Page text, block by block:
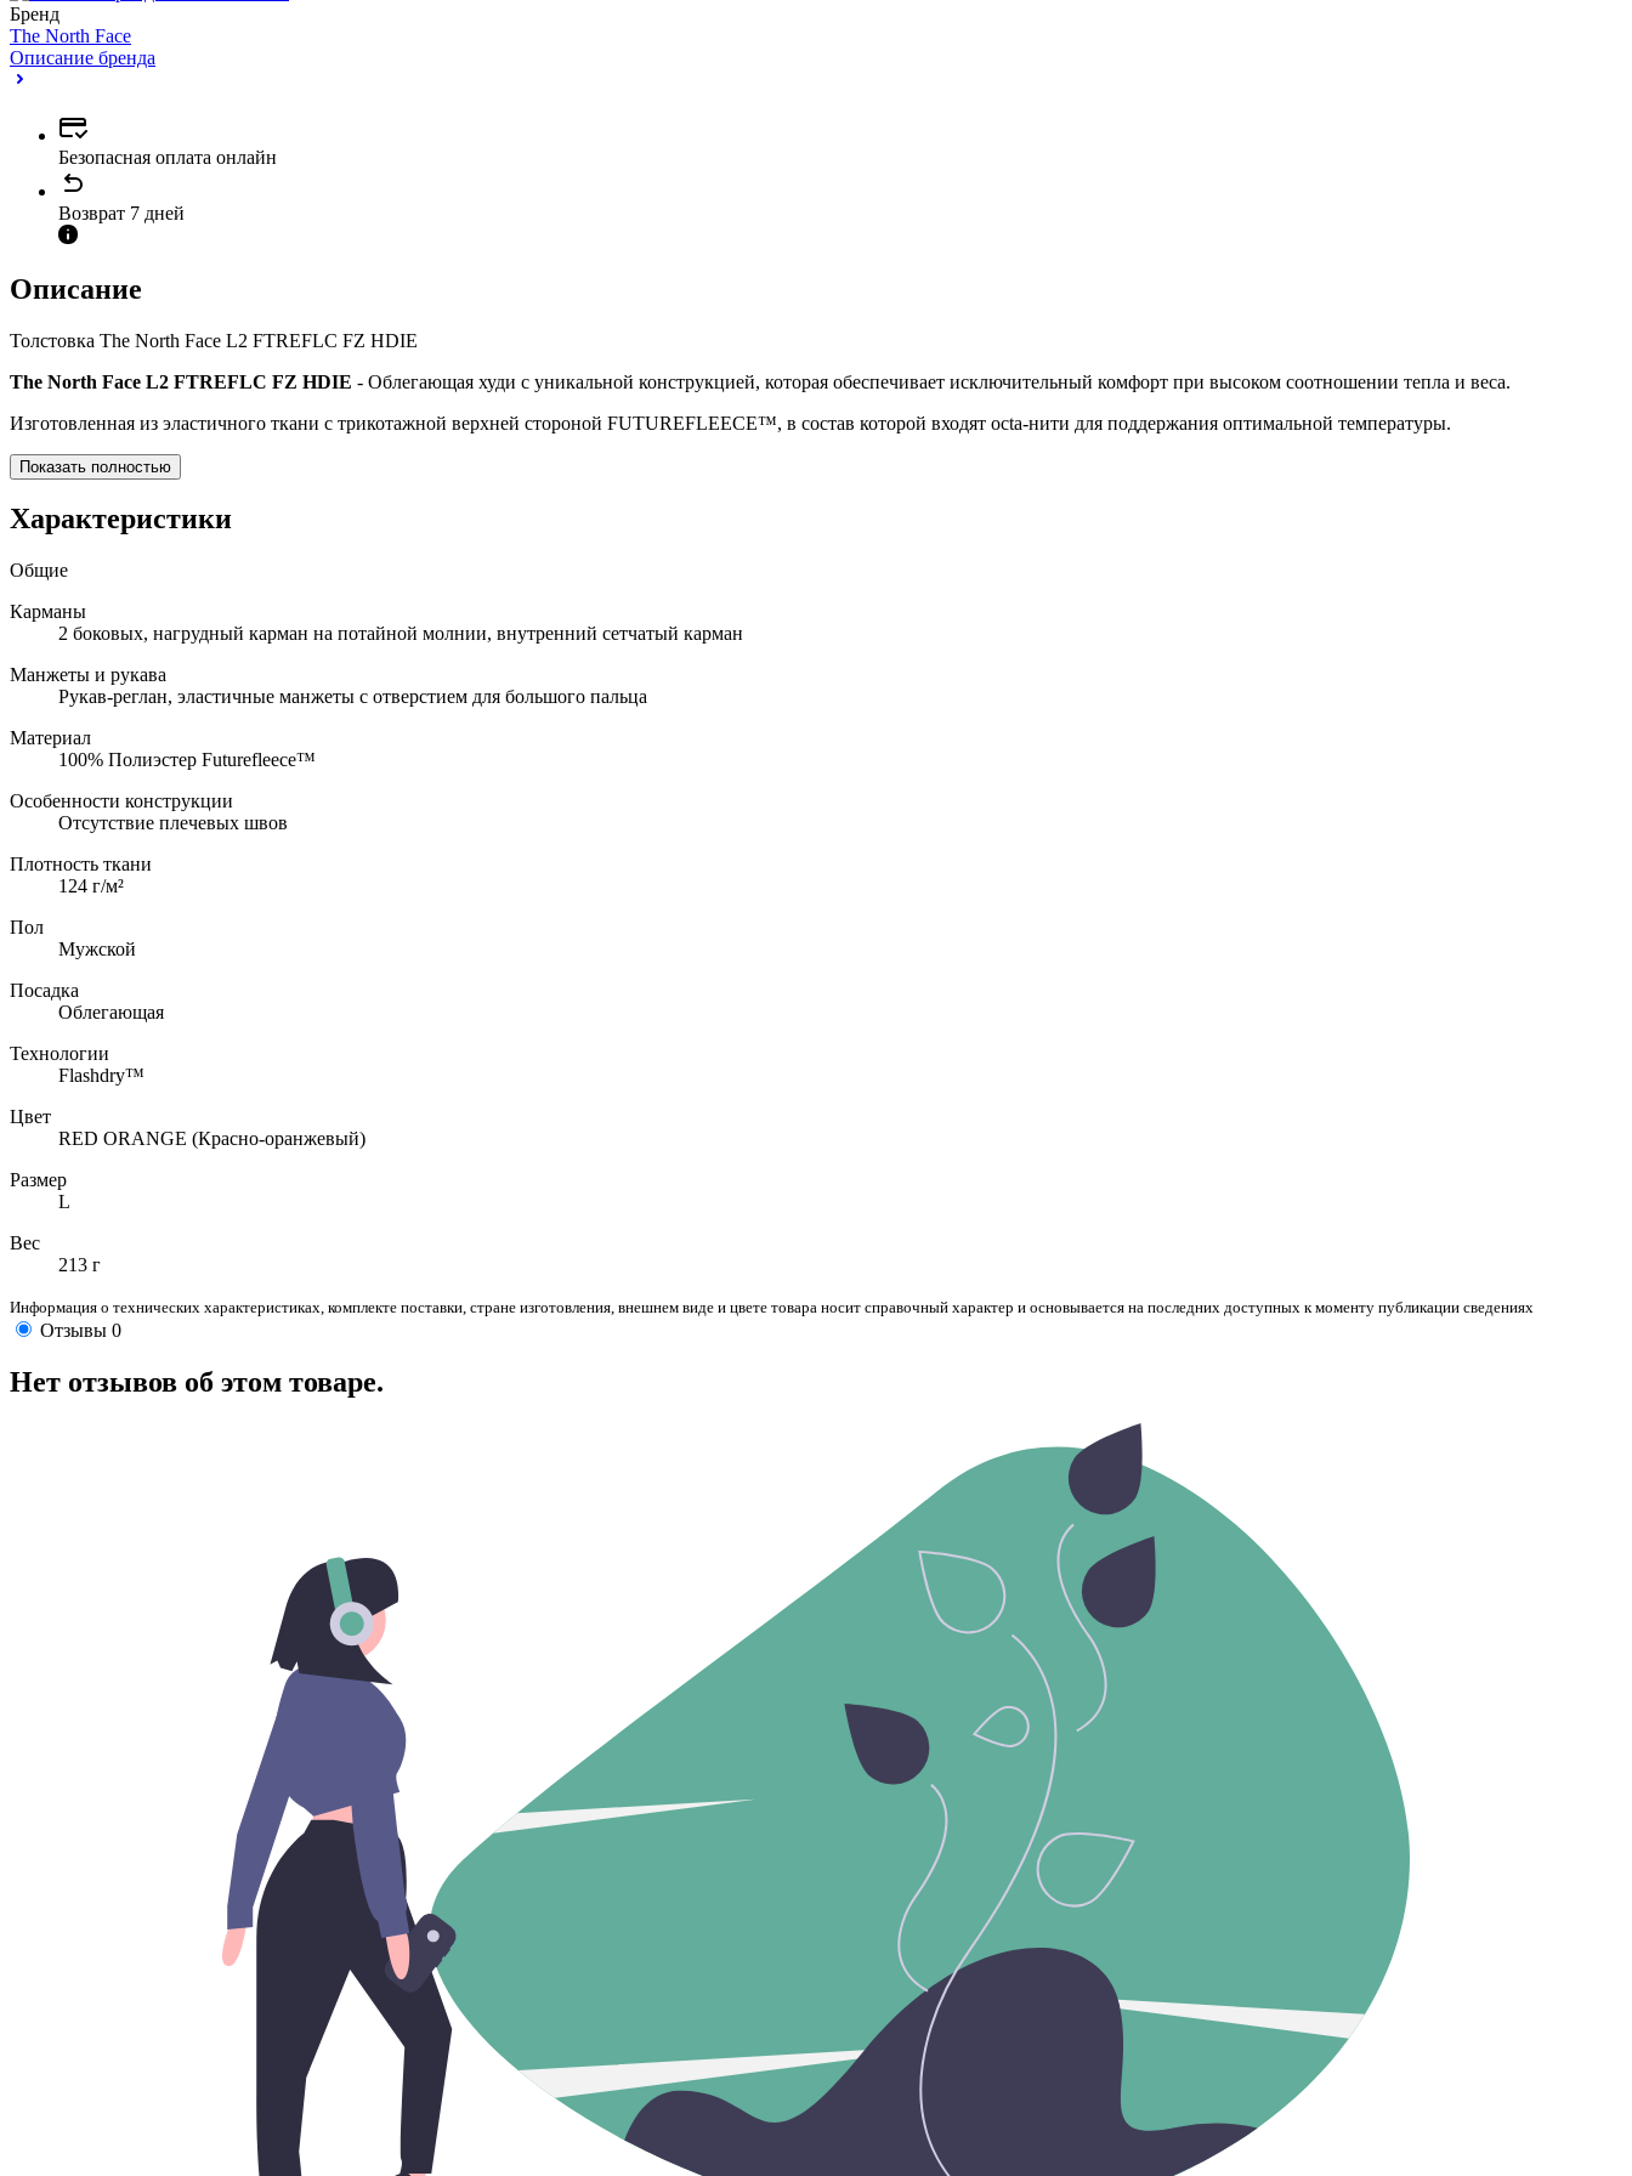
Бренд
The North Face
Описание бренда
Безопасная оплата онлайн
Возврат 7 дней
Описание
Толстовка The North Face L2 FTREFLC FZ HDIE
The North Face L2 FTREFLC FZ HDIE - Облегающая худи с уникальной конструкцией, которая обеспечивает исключительный комфорт при высоком соотношении тепла и веса.
Изготовленная из эластичного ткани с трикотажной верхней стороной FUTUREFLEECE™, в состав которой входят octa-нити для поддержания оптимальной температуры.
Показать полностью
Характеристики
Общие
Карманы
2 боковых, нагрудный карман на потайной молнии, внутренний сетчатый карман
Манжеты и рукава
Рукав-реглан, эластичные манжеты с отверстием для большого пальца
Материал
100% Полиэстер Futurefleece™
Особенности конструкции
Отсутствие плечевых швов
Плотность ткани
124 г/м²
Пол
Мужской
Посадка
Облегающая
Технологии
Flashdry™
Цвет
RED ORANGE (Красно-оранжевый)
Размер
L
Вес
213 г
Информация о технических характеристиках, комплекте поставки, стране изготовления, внешнем виде и цвете товара носит справочный характер и основывается на последних доступных к моменту публикации сведениях
Отзывы 0
Нет отзывов об этом товаре.